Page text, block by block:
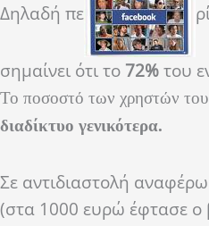
Δηλαδή πε
σημαίνει ότι το 72%του
Το ποσοστό των χρηστών του
διαδίκτυο γενικότερα.
Σε αντιδιαστολή
(στα 1000 ευρώ έφτασε ο